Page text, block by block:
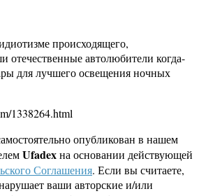
происходящего,
отечественные автолюбители когда-
для лучшего освещения ночных
1338264.html
опубликован в нашем
Ufadexна основании действующей
Соглашения. Если вы считаете,
ваши авторские и/или